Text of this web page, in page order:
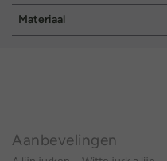
Materiaal
Aanbevelingen